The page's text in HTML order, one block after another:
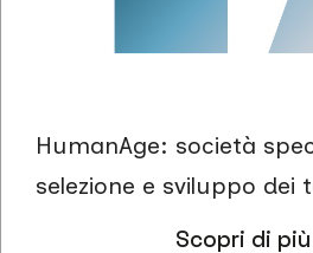
HumanAge: società
selezione e sviluppo dei
Scopri di più